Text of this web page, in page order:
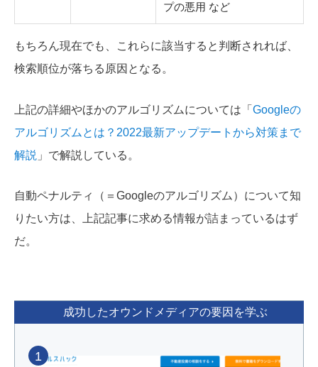
プの悪用 など
もちろん現在でも、これらに該当すると判断されれば、
検索順位が落ちる原因となる。
上記の詳細やほかのアルゴリズムについては「 Googleの
アルゴリズムとは？2022最新アップデートから対策まで
解説 」で解説している。
自動ペナルティ（＝Googleのアルゴリズム）について知
りたい方は、上記記事に求める情報が詰まっているはず
だ。
成功したオウンドメディアの要因を学ぶ
1